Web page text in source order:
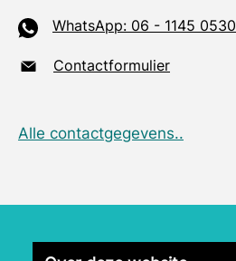
WhatsApp: 06 - 1145 0530
Contactformulier
Alle contactgegevens..